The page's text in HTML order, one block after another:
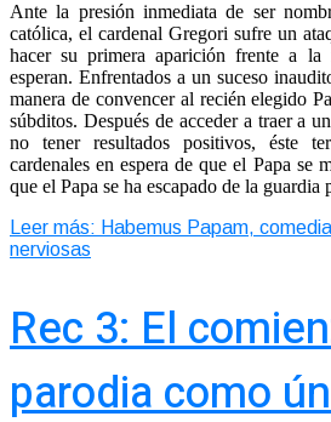
Ante la presión inmediata de ser
católica, el cardenal Gregori sufre un
hacer su primera aparición frente a
esperan. Enfrentados a un suceso
manera de convencer al recién elegido
súbditos. Después de acceder a traer a
no tener resultados positivos, éste
cardenales en espera de que el Papa se
que el Papa se ha escapado de la guardia
Leer más: Habemus Papam,
nerviosas
Rec 3: El
parodia como